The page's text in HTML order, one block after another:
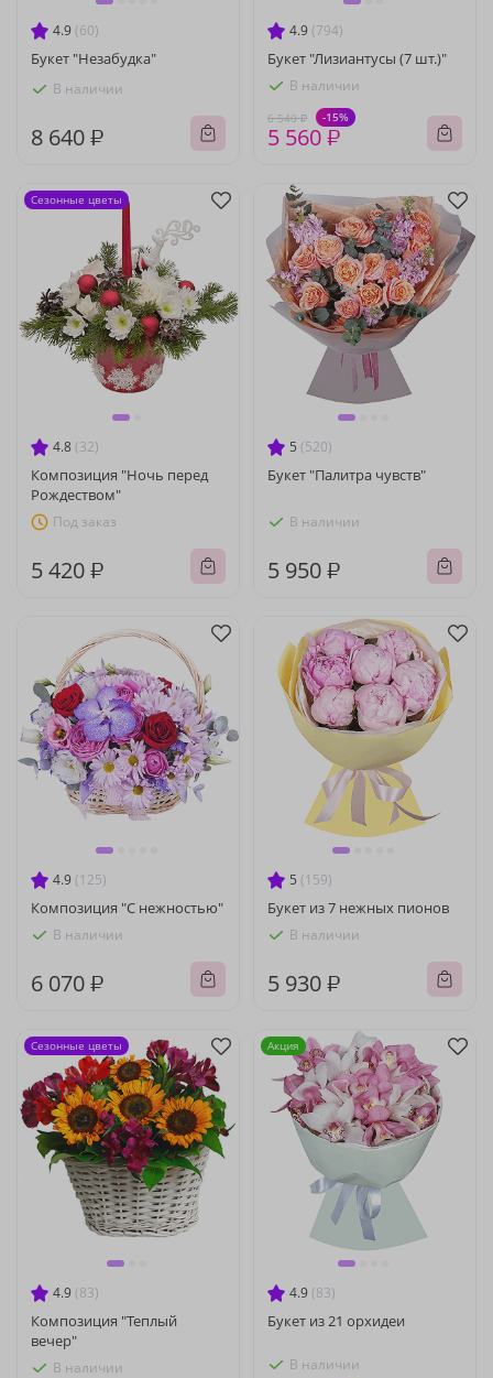
4.9 (60)
Букет "Незабудка"
В наличии
8 640 ₽
4.9 (794)
Букет "Лизиантусы (7 шт.)"
В наличии
6 540 ₽ -15%
5 560 ₽
4.8 (32)
Композиция "Ночь перед
Рождеством"
Под заказ
5 420 ₽
Сезонные цветы
5 (520)
Букет "Палитра чувств"
В наличии
5 950 ₽
4.9 (125)
Композиция "С нежностью"
В наличии
6 070 ₽
5 (159)
Букет из 7 нежных пионов
В наличии
5 930 ₽
4.9 (83)
Композиция "Теплый
вечер"
В наличии
Сезонные цветы
4.9 (83)
Букет из 21 орхидеи
В наличии
Акция